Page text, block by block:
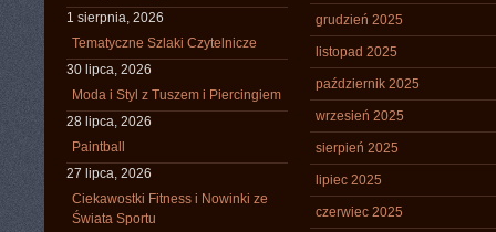
1 sierpnia, 2026
Tematyczne Szlaki Czytelnicze
30 lipca, 2026
Moda i Styl z Tuszem i Piercingiem
28 lipca, 2026
Paintball
27 lipca, 2026
Ciekawostki Fitness i Nowinki ze
Świata Sportu
grudzień 2025
listopad 2025
październik 2025
wrzesień 2025
sierpień 2025
lipiec 2025
czerwiec 2025